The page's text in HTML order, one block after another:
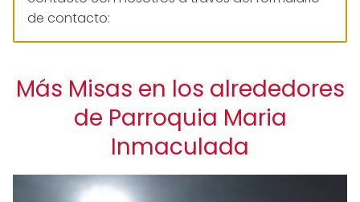
de contacto:
Más Misas en los alrededores
de Parroquia Maria
Inmaculada